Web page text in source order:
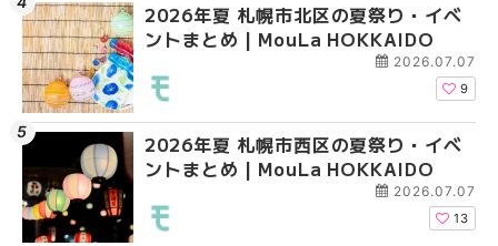
2026年夏 札幌市北区の夏祭り・イベ
ントまとめ | MouLa HOKKAIDO
2026.07.07
9
2026年夏 札幌市西区の夏祭り・イベ
ントまとめ | MouLa HOKKAIDO
2026.07.07
13
2026年夏 札幌市北区
ントまとめ | MouLa
2026年夏 札幌市豊平
ベントまとめ |
2026年夏 札幌市西区
ントまとめ | MouLa
2026年夏 札幌市清田
ベントまとめ |